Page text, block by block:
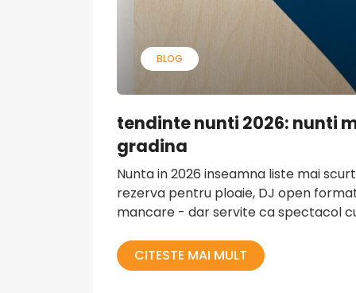
BLOG
tendinte nunti 2026: nunti
gradina
Nunta in 2026 inseamna liste mai
rezerva pentru ploaie, DJ open
mancare - dar servite ca spectacol
CITESTE MAI MULT